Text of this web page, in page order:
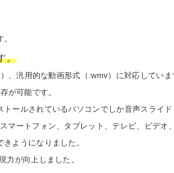
。
、汎用的な動画形式（.wmv）に対応していま
が可能です。
ールされているパソコンでしか音声スライ
マートフォン、タブレット、テレビ、ビデ
ようになりました。
力が向上しました。